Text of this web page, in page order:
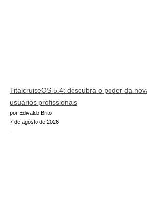
TitalcruiseOS 5.4: descubra o poder da
usuários profissionais
por Edivaldo Brito
7 de agosto de 2026